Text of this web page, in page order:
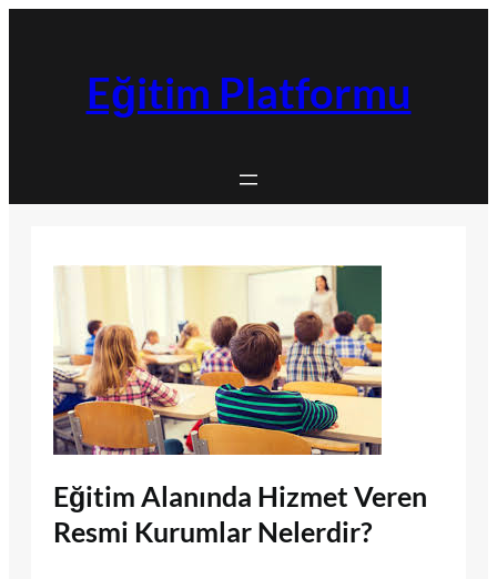
Eğitim Platformu
Eğitim Alanında Hizmet Veren
Resmi Kurumlar Nelerdir?